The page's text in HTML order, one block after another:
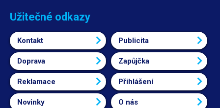
Užitečné odkazy
Kontakt Publicita
Doprava Zapůjčka
Reklamace Přihlášení
Novinky O nás